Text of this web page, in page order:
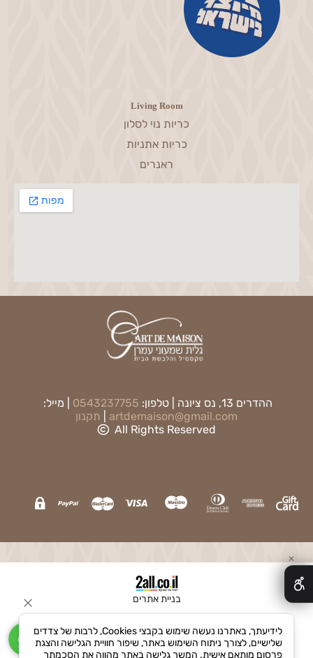
Living Room
כריות נוי לסלון
כריות אתניות
ראנרים
ההדרים 13, נס ציונה | טלפון: 0543237755 | מייל:
artdemaison@gmail.com
תקנון
All Rights Reserved
בניית אתרים
✕
לידיעתך, באתרנו נעשה שימוש בקבצי Cookies, לרבות של צדדים
שלישיים, לצורך ניתוח השימוש באתר, שיפור חוויית הגלישה והצגת
פרסום מותאם אישית. המשך גלישה באתר מהווה את הסכמתך